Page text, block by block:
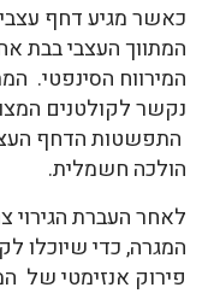
כאשר מגיע דחף
המתווך העצבי בבת
המירווח הסינפטי.
נקשר לקולטנים
התפשטות הדחף
הולכה חשמלית.
לאחר העברת הגירוי
המגרה, כדי שיוכלו
פירוק אנזימטי של